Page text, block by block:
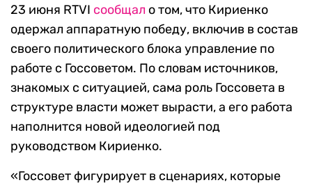
23 июня RTVI сообщал о том, что Кириенко
одержал аппаратную победу, включив в состав
своего политического блока управление по
работе с Госсоветом. По словам источников,
знакомых с ситуацией, сама роль Госсовета в
структуре власти может вырасти, а его работа
наполнится новой идеологией под
руководством Кириенко.
«Госсовет фигурирует в сценариях, которые